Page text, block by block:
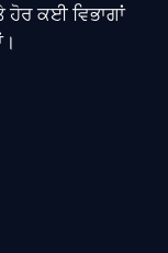
ਕਈ ਵਿਭਾਗਾਂ